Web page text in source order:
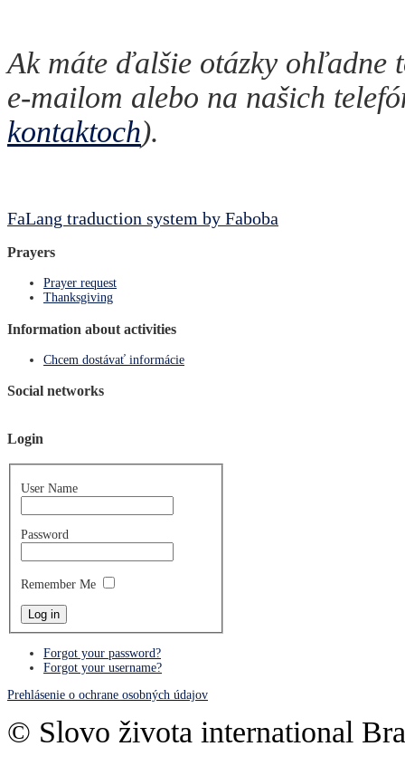
Ak máte ďalšie otázky ohľadne
e-mailom alebo na našich
kontaktoch).
FaLang traduction system by Faboba
Prayers
Prayer request
Thanksgiving
Information about activities
Chcem dostávať informácie
Social networks
Login
User Name
Password
Remember Me
Forgot your password?
Forgot your username?
Prehlásenie o ochrane osobných údajov
© Slovo života international